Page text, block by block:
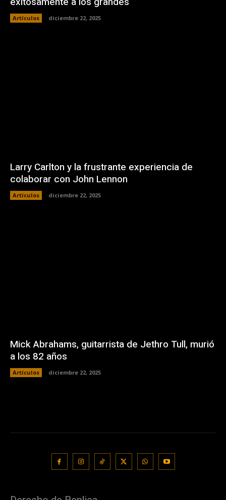
Artículos diciembre 22, 2025
Larry Carlton y la frustrante experiencia de
colaborar con John Lennon
Artículos diciembre 22, 2025
Mick Abrahams, guitarrista de Jethro Tull, murió
a los 82 años
Artículos diciembre 22, 2025